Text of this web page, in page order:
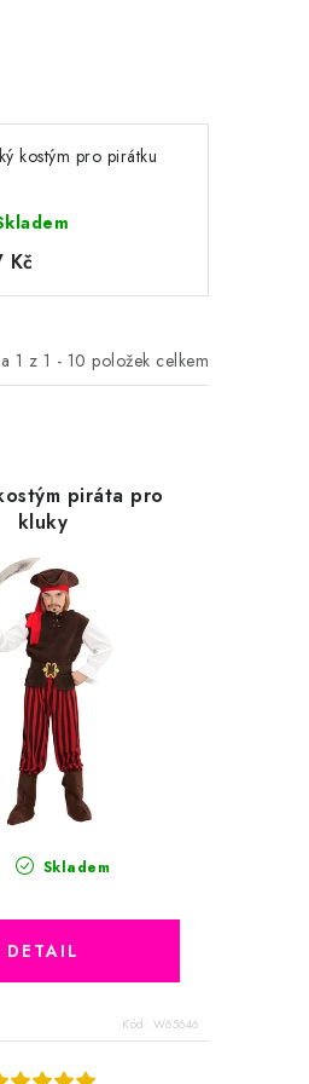
kostým pro pirátku
Kč
1 z 1 - 10 položek celkem
piráta pro
kluky
Skladem
Kód: W65646